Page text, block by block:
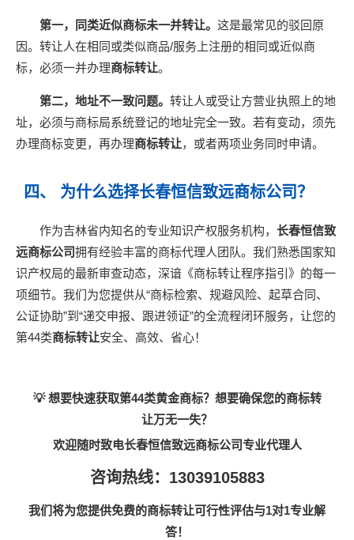
第一，同类近似商标未一并转让。 这是最常见的驳回原
因。转让人在相同或类似商品/服务上注册的相同或近似商
标，必须一并办理商标转让。
第二，地址不一致问题。 转让人或受让方营业执照上的地
址，必须与商标局系统登记的地址完全一致。若有变动，须先
办理商标变更，再办理商标转让，或者两项业务同时申请。
四、 为什么选择长春恒信致远商标公司？
作为吉林省内知名的专业知识产权服务机构， 长春恒信致
远商标公司拥有经验丰富的商标代理人团队。我们熟悉国家知
识产权局的最新审查动态，深谙《商标转让程序指引》的每一
项细节。我们为您提供从“商标检索、规避风险、起草合同、
公证协助”到“递交申报、跟进领证”的全流程闭环服务，让您的
第44类商标转让安全、高效、省心！
💡 想要快速获取第44类黄金商标？想要确保您的商标转
让万无一失？
欢迎随时致电长春恒信致远商标公司专业代理人
咨询热线：13039105883
我们将为您提供免费的商标转让可行性评估与1对1专业解
答！